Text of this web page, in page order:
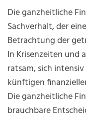
Die ganzheitliche
Sachverhalt, der
Betrachtung der
In Krisenzeiten und
ratsam, sich
künftigen
Die ganzheitliche
brauchbare